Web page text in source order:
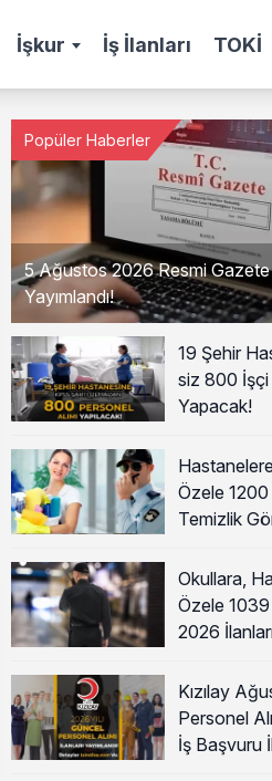
İşkur İş İlanları TOKİ
5 Ağustos 2026 Resmi Gazete
Yayımlandı!
Popüler Haberler
19 Şehir
siz 800 İşçi
Yapacak!
Özele
Temizlik
Okullara,
Özele 1039
2026
Kızılay
Personel
İş Başvuru